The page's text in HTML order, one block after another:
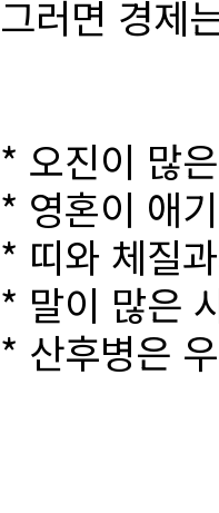
그러면 경제
* 오진이 많
* 영혼이 애
* 띠와 체질
* 말이 많은
* 산후병은